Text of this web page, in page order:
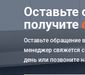
Оставьте
получите
Оставьте обращение
менеджер свяжется
день или позвоните